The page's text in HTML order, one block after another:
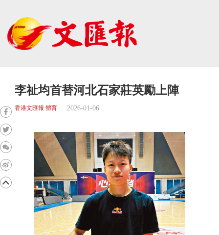
李祉均首替河北石家莊英勵上陣
香港文匯報 體育 2026-01-06